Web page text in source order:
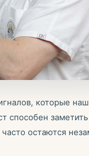
которые
остаются